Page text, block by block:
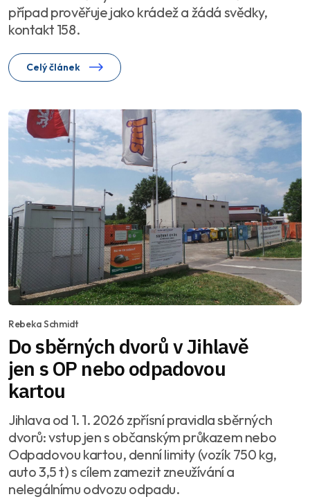
případ prověřuje jako krádež a žádá svědky,
kontakt 158.
Celý článek
Rebeka Schmidt
Do sběrných dvorů v Jihlavě
jen s OP nebo odpadovou
kartou
Jihlava od 1. 1. 2026 zpřísní pravidla sběrných
dvorů: vstup jen s občanským průkazem nebo
Odpadovou kartou, denní limity (vozík 750 kg,
auto 3,5 t) s cílem zamezit zneužívání a
nelegálnímu odvozu odpadu.